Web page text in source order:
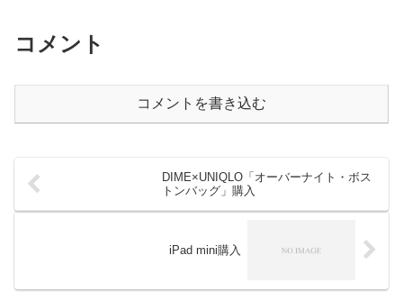
コメント
コメントを書き込む
DIME×UNIQLO「オーバーナイト・ボス
トンバッグ」購入
iPad mini購入